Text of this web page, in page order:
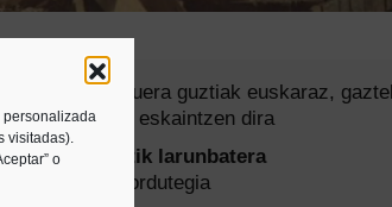
personalizada
visitadas).
o
Gure jarduera guztiak euskaraz,
ingelesez eskaintzen dira
Asteartetik larunbatera
Begiratu ordutegia